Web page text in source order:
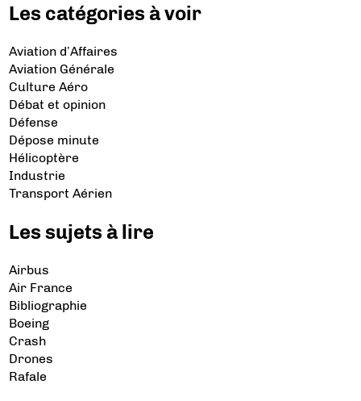
Les catégories à voir
Aviation d’Affaires
Aviation Générale
Culture Aéro
Débat et opinion
Défense
Dépose minute
Hélicoptère
Industrie
Transport Aérien
Les sujets à lire
Airbus
Air France
Bibliographie
Boeing
Crash
Drones
Rafale